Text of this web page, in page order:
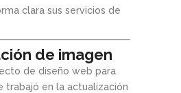
clara sus servicios de
de imagen
de diseño web para
trabajó en la actualización